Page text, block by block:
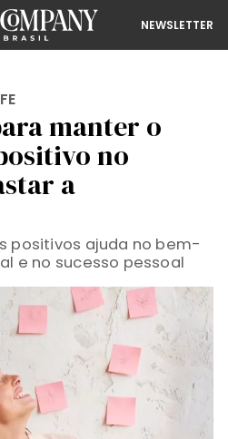
NEWSLETTER
manter o
no
a
positivos ajuda no bem-
e no sucesso pessoal